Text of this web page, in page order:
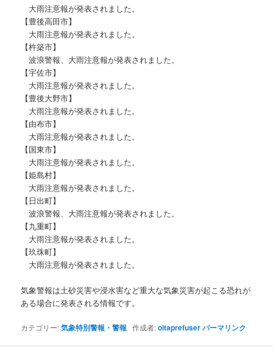
大雨注意報が発表されました。
【豊後高田市】
大雨注意報が発表されました。
【杵築市】
波浪警報、大雨注意報が発表されました。
【宇佐市】
大雨注意報が発表されました。
【豊後大野市】
大雨注意報が発表されました。
【由布市】
大雨注意報が発表されました。
【国東市】
大雨注意報が発表されました。
【姫島村】
大雨注意報が発表されました。
【日出町】
波浪警報、大雨注意報が発表されました。
【九重町】
大雨注意報が発表されました。
【玖珠町】
大雨注意報が発表されました。
気象警報は土砂災害や浸水害など重大な気象災害が起こる恐れが
ある場合に発表される情報です。
カテゴリー:気象特別警報・警報 作成者:oitaprefuserパーマリンク